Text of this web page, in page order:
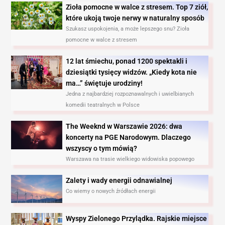
Zioła pomocne w walce z stresem. Top 7 ziół,
które ukoją twoje nerwy w naturalny sposób
Szukasz uspokojenia, a może lepszego snu? Zioła
pomocne w walce z stresem
12 lat śmiechu, ponad 1200 spektakli i
dziesiątki tysięcy widzów. „Kiedy kota nie
ma…” świętuje urodziny!
Jedna z najbardziej rozpoznawalnych i uwielbianych
komedii teatralnych w Polsce
The Weeknd w Warszawie 2026: dwa
koncerty na PGE Narodowym. Dlaczego
wszyscy o tym mówią?
Warszawa na trasie wielkiego widowiska popowego
Zalety i wady energii odnawialnej
Co wiemy o nowych źródłach energii
Wyspy Zielonego Przylądka. Rajskie miejsce